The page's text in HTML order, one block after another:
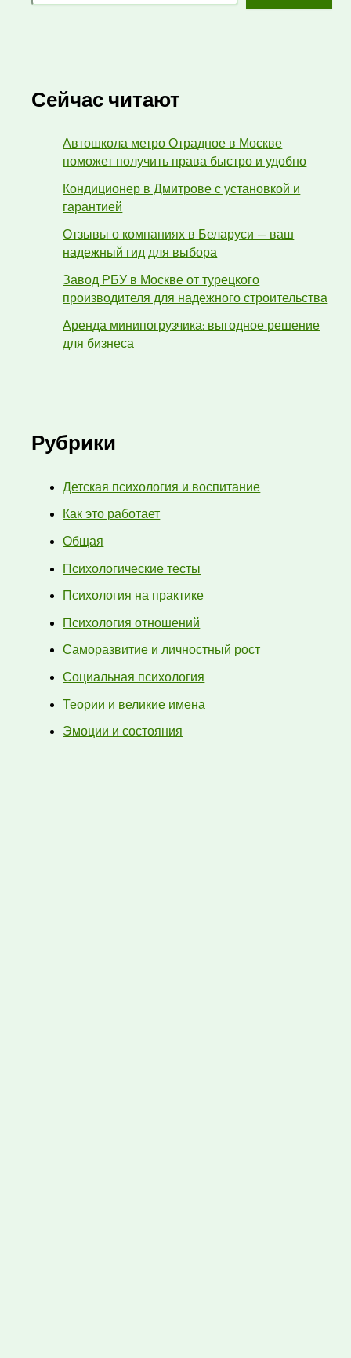
Сейчас читают
Автошкола метро Отрадное в Москве
поможет получить права быстро и удобно
Кондиционер в Дмитрове с установкой и
гарантией
Отзывы о компаниях в Беларуси — ваш
надежный гид для выбора
Завод РБУ в Москве от турецкого
производителя для надежного строительства
Аренда минипогрузчика: выгодное решение
для бизнеса
Рубрики
Детская психология и воспитание
Как это работает
Общая
Психологические тесты
Психология на практике
Психология отношений
Саморазвитие и личностный рост
Социальная психология
Теории и великие имена
Эмоции и состояния